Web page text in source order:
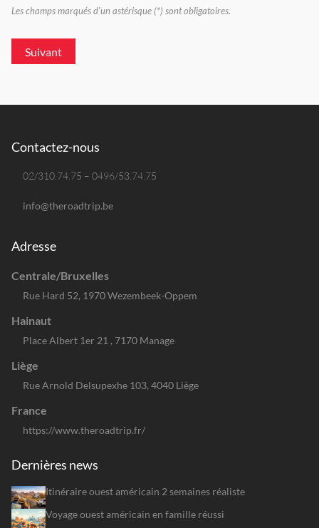
Les champs marqués d'un astérisque (*) sont obligatoires.
Suivant
Contactez-nous
02/310.74.75 – 0496/53.74.75
info@theroadtrip.be
Adresse
Centrale/Bruxelles
Rue Hard 52, 1970 Wezembeek-Oppem
Hainaut
Place Albert 1er 21 , 7170 Manage
Liège
Rue Arnold Delsupexhe 103, 4040 Liège
France
https://www.theroadtrip.fr/
Dernières news
Itinéraire ouest américain 2 semaines réaliste
Voyage ouest américain en famille réussi